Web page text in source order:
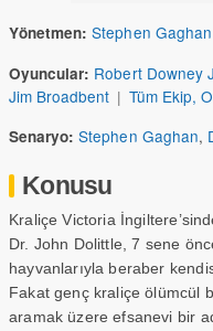
Yönetmen: Stephen Gaghan
Oyuncular: Robert Downey
Jim Broadbent | Tüm Ekip,
Senaryo: Stephen Gaghan,
Konusu
Kraliçe Victoria
Dr. John Dolittle, 7 sene
hayvanlarıyla beraber
Fakat genç kraliçe ölümcül
aramak üzere efsanevi bir